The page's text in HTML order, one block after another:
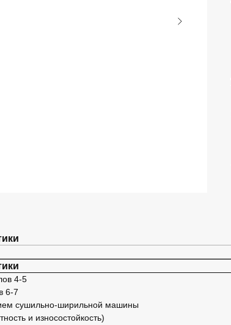
4-5
6-7
сушильно-ширильной машины
и износостойкость)